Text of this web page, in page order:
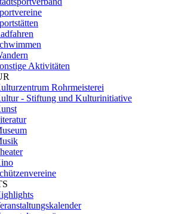
Aktivitäten
Rohrmeisterei
- Stiftung und Kulturinitiative